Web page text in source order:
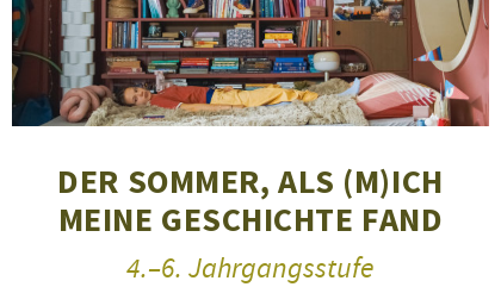
DER SOMMER, ALS (M)ICH
MEINE GESCHICHTE FAND
4.–6. Jahrgangsstufe